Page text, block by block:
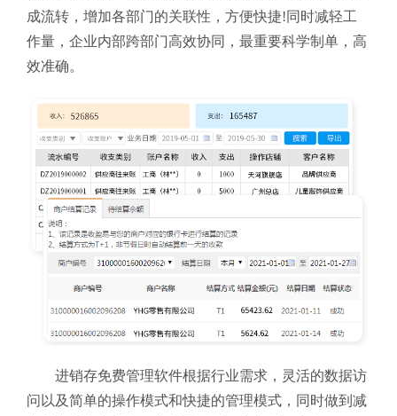
成流转，增加各部门的关联性，方便快捷!同时减轻工
作量，企业内部跨部门高效协同，最重要科学制单，高
效准确。
进销存免费管理软件根据行业需求，灵活的数据访
问以及简单的操作模式和快捷的管理模式，同时做到减